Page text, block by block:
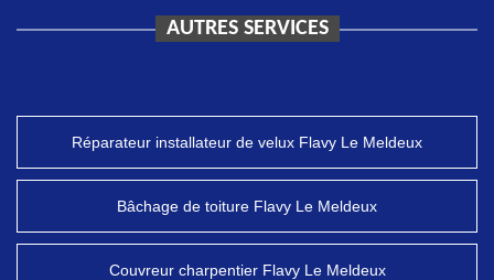
AUTRES SERVICES
Réparateur installateur de velux Flavy Le Meldeux
Bâchage de toiture Flavy Le Meldeux
Couvreur charpentier Flavy Le Meldeux